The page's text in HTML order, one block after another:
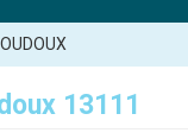
13111